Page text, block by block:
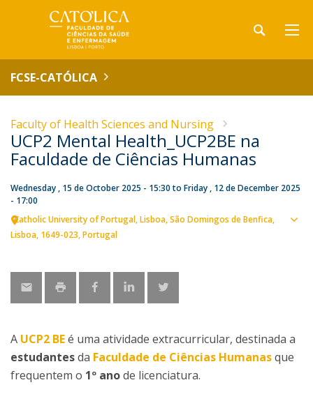
FCSE-CATÓLICA
Faculty of Health Sciences and Nursing
UCP2 Mental Health_UCP2BE na
Faculdade de Ciências Humanas
Wednesday , 15 de October 2025 - 15:30to Friday , 12 de December 2025
- 17:00
Catholic University of Portugal Lisboa São Domingos de Benfica,
Lisboa 1649-023 Portugal
A UCP2 BEé uma atividade extracurricular, destinada a
estudantesda Faculdade de Ciências Humanasque
frequentem o 1º anode licenciatura.